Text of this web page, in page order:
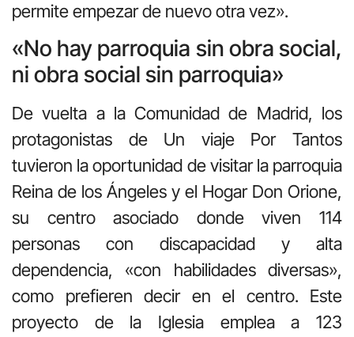
permite empezar de nuevo otra vez».
«No hay parroquia sin obra social,
ni obra social sin parroquia»
De vuelta a la Comunidad de Madrid, los
protagonistas de Un viaje Por Tantos
tuvieron la oportunidad de visitar la parroquia
Reina de los Ángeles y el Hogar Don Orione,
su centro asociado donde viven 114
personas con discapacidad y alta
dependencia, «con habilidades diversas»,
como prefieren decir en el centro. Este
proyecto de la Iglesia emplea a 123